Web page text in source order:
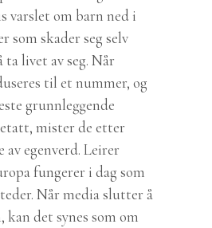
varslet om barn ned i
som skader seg selv
livet av seg. Når
til et nummer, og
grunnleggende
mister de etter
av egenverd. Leirer
fungerer i dag som
Når media slutter å
kan det synes som om